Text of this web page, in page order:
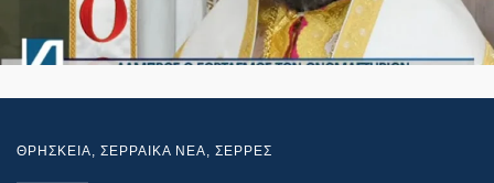
ΘΡΗΣΚΕΙΑ, ΣΕΡΡΑΙΚΑ ΝΕΑ, ΣΕΡΡΕΣ